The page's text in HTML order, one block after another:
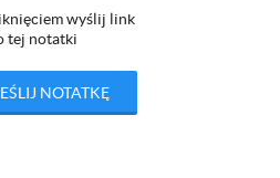
wyślij link
tej notatki
NOTATKĘ